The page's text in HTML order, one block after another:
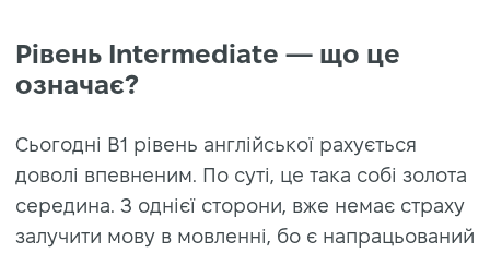
Рівень Intermediate — що це
означає?
Сьогодні B1 рівень англійської рахується
доволі впевненим. По суті, це така собі золота
середина. З однієї сторони, вже немає страху
залучити мову в мовленні, бо є напрацьований